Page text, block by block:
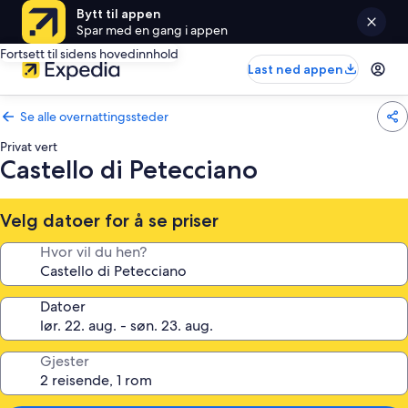
Bytt til appen
Spar med en gang i appen
Fortsett til sidens hovedinnhold
Last ned appen
Se alle overnattingssteder
Privat vert
Castello di Petecciano
Velg datoer for å se priser
Hvor vil du hen?
Datoer
Gjester